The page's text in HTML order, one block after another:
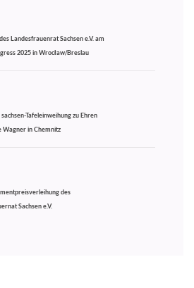
Landesfrauenrat Sachsen e.V. am
2025 in Wrocław/Breslau
Tafeleinweihung zu Ehren
Wagner in Chemnitz
des
Sachsen e.V.